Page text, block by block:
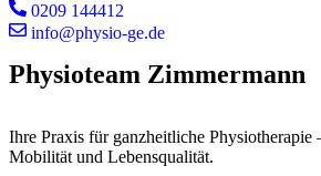
0209 144412
info@physio-ge.de
Physioteam Zimmermann
Ihre Praxis für ganzheitliche Physiotherapie
Mobilität und Lebensqualität.